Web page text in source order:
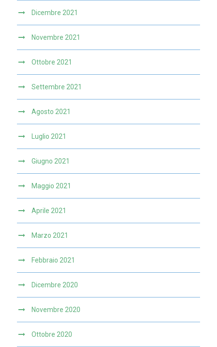
Dicembre 2021
Novembre 2021
Ottobre 2021
Settembre 2021
Agosto 2021
Luglio 2021
Giugno 2021
Maggio 2021
Aprile 2021
Marzo 2021
Febbraio 2021
Dicembre 2020
Novembre 2020
Ottobre 2020